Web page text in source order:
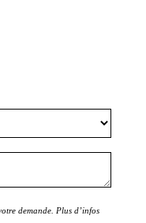
demande. Plus d’infos